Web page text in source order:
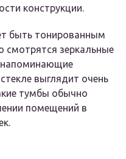
конструкции.
быть тонированным
смотрятся зеркальные
напоминающие
выглядит очень
тумбы обычно
помещений в